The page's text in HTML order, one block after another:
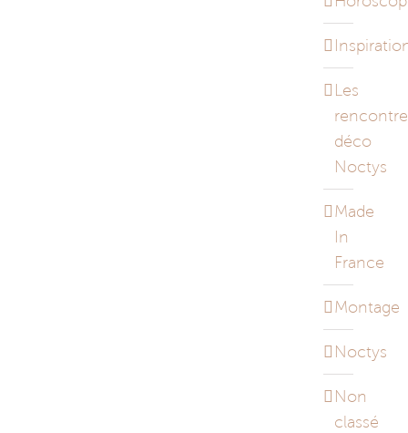
Les
déco
Noctys
Made
In
France
Montage
Noctys
Non
classé